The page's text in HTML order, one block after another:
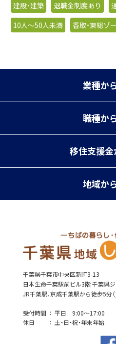
建設・建築 退職金制度あり
10人〜50人未満
香取・東総ゾ
業種か
職種か
移住支援金
地域か
千葉県千葉市中央区新町3-13
日本生命千葉駅前ビル3階 千葉県
JR千葉駅、京成千葉駅から徒歩5分（
受付時間
平日 9:00～17:00
休日
土・日・祝・年末年始